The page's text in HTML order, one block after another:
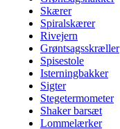
Skærer
Spiralskærer
Rivejern
Grøntsagsskræller
Spisestole
Isterningbakker
Sigter
Stegetermometer
Shaker barsæt
Lommelærker